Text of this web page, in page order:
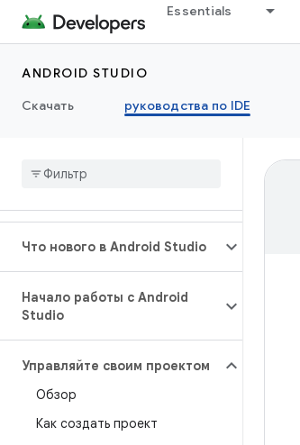
Essentials
ANDROID STUDIO
Скачать
руководства по IDE
Что нового в Android Studio
Начало работы с Android
Studio
Управляйте своим проектом
Обзор
Как создать проект